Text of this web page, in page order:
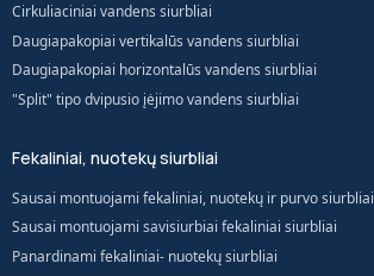
Cirkuliaciniai vandens siurbliai
Daugiapakopiai vertikalūs vandens siurbliai
Daugiapakopiai horizontalūs vandens siurbliai
"Split" tipo dvipusio įėjimo vandens siurbliai
Fekaliniai, nuotekų siurbliai
Sausai montuojami fekaliniai, nuotekų ir purvo siurbliai
Sausai montuojami savisiurbiai fekaliniai siurbliai
Panardinami fekaliniai- nuotekų siurbliai